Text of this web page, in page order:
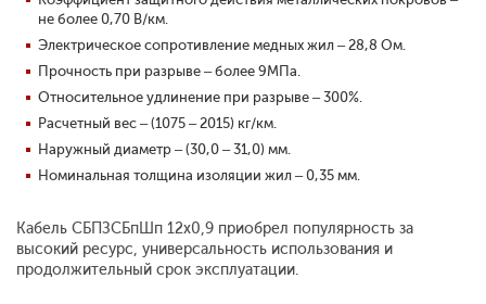
не более 0,70 В/км.
Электрическое сопротивление медных жил – 28,8 Ом.
Прочность при разрыве – более 9МПа.
Относительное удлинение при разрыве – 300%.
Расчетный вес – (1075 – 2015) кг/км.
Наружный диаметр – (30,0 – 31,0) мм.
Номинальная толщина изоляции жил – 0,35 мм.
Кабель СБПЗСБпШп 12x0,9 приобрел популярность за
высокий ресурс, универсальность использования и
продолжительный срок эксплуатации.